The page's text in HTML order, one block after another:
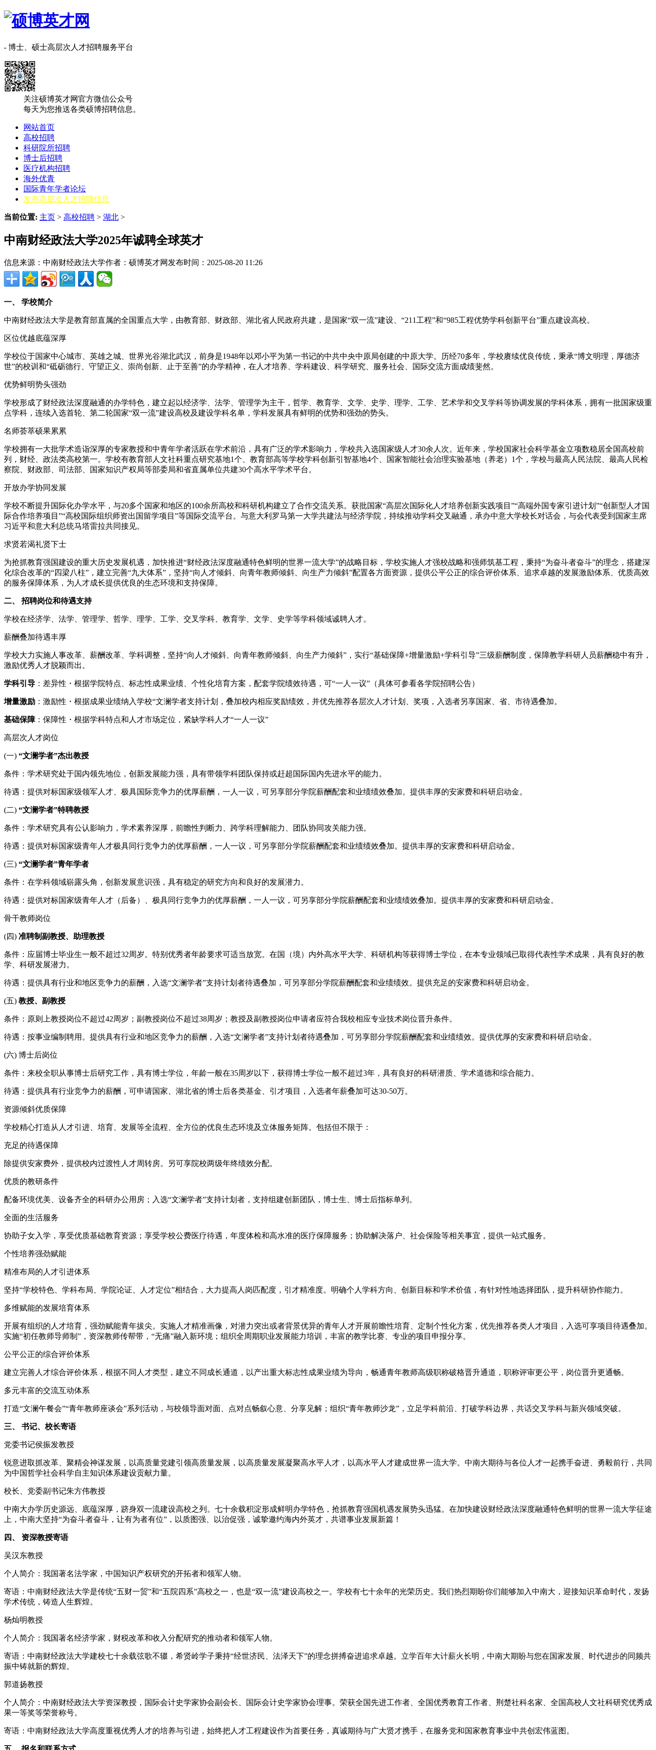
- 博士、硕士高层次人才招聘服务平台
关注硕博英才网官方微信公众号
每天为您推送各类硕博招聘信息。
网站首页
高校招聘
科研院所招聘
博士后招聘
医疗机构招聘
海外优青
国际青年学者论坛
发布高层次人才招聘信息
当前位置: 主页 > 高校招聘 > 湖北 >
中南财经政法大学2025年诚聘全球英才
信息来源：中南财经政法大学作者：硕博英才网 发布时间：2025-08-20 11:26
一、 学校简介
中南财经政法大学是教育部直属的全国重点大学，由教育部、财政部、湖北省人民政府共建，是国家“双一流”建设、“211工程”和“985工程优势学科创新平台”重点建设高校。
区位优越底蕴深厚
学校位于国家中心城市、英雄之城、世界光谷湖北武汉，前身是1948年以邓小平为第一书记的中共中央中原局创建的中原大学。历经70多年，学校赓续优良传统，秉承“博文明理，厚德济
世”的校训和“砥砺德行、守望正义、崇尚创新、止于至善”的办学精神，在人才培养、学科建设、科学研究、服务社会、国际交流方面成绩斐然。
优势鲜明势头强劲
学校形成了财经政法深度融通的办学特色，建立起以经济学、法学、管理学为主干，哲学、教育学、文学、史学、理学、工学、艺术学和交叉学科等协调发展的学科体系，拥有一批国家级重
点学科，连续入选首轮、第二轮国家“双一流”建设高校及建设学科名单，学科发展具有鲜明的优势和强劲的势头。
名师荟萃硕果累累
学校拥有一大批学术造诣深厚的专家教授和中青年学者活跃在学术前沿，具有广泛的学术影响力，学校共入选国家级人才30余人次。近年来，学校国家社会科学基金立项数稳居全国高校前
列，财经、政法类高校第一。学校有教育部人文社科重点研究基地1个、教育部高等学校学科创新引智基地4个、国家智能社会治理实验基地（养老）1个，学校与最高人民法院、最高人民检
察院、财政部、司法部、国家知识产权局等部委局和省直属单位共建30个高水平学术平台。
开放办学协同发展
学校不断提升国际化办学水平，与20多个国家和地区的100余所高校和科研机构建立了合作交流关系。获批国家“高层次国际化人才培养创新实践项目”“高端外国专家引进计划”“创新型人才国
际合作培养项目”“高校国际组织师资出国留学项目”等国际交流平台。与意大利罗马第一大学共建法与经济学院，持续推动学科交叉融通，承办中意大学校长对话会，与会代表受到国家主席
习近平和意大利总统马塔雷拉共同接见。
求贤若渴礼贤下士
为抢抓教育强国建设的重大历史发展机遇，加快推进“财经政法深度融通特色鲜明的世界一流大学”的战略目标，学校实施人才强校战略和强师筑基工程，秉持“为奋斗者奋斗”的理念，搭建深
化综合改革的“四梁八柱”，建立完善“九大体系”，坚持“向人才倾斜、向青年教师倾斜、向生产力倾斜”配置各方面资源，提供公平公正的综合评价体系、追求卓越的发展激励体系、优质高效
的服务保障体系，为人才成长提供优良的生态环境和支持保障。
二、 招聘岗位和待遇支持
学校在经济学、法学、管理学、哲学、理学、工学、交叉学科、教育学、文学、史学等学科领域诚聘人才。
薪酬叠加待遇丰厚
学校大力实施人事改革、薪酬改革、学科调整，坚持“向人才倾斜、向青年教师倾斜、向生产力倾斜”，实行“基础保障+增量激励+学科引导”三级薪酬制度，保障教学科研人员薪酬稳中有升，
激励优秀人才脱颖而出。
学科引导 ：差异性・根据学院特点、标志性成果业绩、个性化培育方案，配套学院绩效待遇，可“一人一议”（具体可参看各学院招聘公告）
增量激励 ：激励性・根据成果业绩纳入学校“文澜学者支持计划，叠加校内相应奖励绩效，并优先推荐各层次人才计划、奖项，入选者另享国家、省、市待遇叠加。
基础保障：保障性・根据学科特点和人才市场定位，紧缺学科人才“一人一议”
高层次人才岗位
(一) “文澜学者”杰出教授
条件：学术研究处于国内领先地位，创新发展能力强，具有带领学科团队保持或赶超国际国内先进水平的能力。
待遇：提供对标国家级领军人才、极具国际竞争力的优厚薪酬，一人一议，可另享部分学院薪酬配套和业绩绩效叠加。提供丰厚的安家费和科研启动金。
(二) “文澜学者”特聘教授
条件：学术研究具有公认影响力，学术素养深厚，前瞻性判断力、跨学科理解能力、团队协同攻关能力强。
待遇：提供对标国家级青年人才极具同行竞争力的优厚薪酬，一人一议，可另享部分学院薪酬配套和业绩绩效叠加。提供丰厚的安家费和科研启动金。
(三) “文澜学者”青年学者
条件：在学科领域崭露头角，创新发展意识强，具有稳定的研究方向和良好的发展潜力。
待遇：提供对标国家级青年人才（后备）、极具同行竞争力的优厚薪酬，一人一议，可另享部分学院薪酬配套和业绩绩效叠加。提供丰厚的安家费和科研启动金。
骨干教师岗位
(四) 准聘制副教授、助理教授
条件：应届博士毕业生一般不超过32周岁。特别优秀者年龄要求可适当放宽。在国（境）内外高水平大学、科研机构等获得博士学位，在本专业领域已取得代表性学术成果，具有良好的教
学、科研发展潜力。
待遇：提供具有行业和地区竞争力的薪酬，入选“文澜学者”支持计划者待遇叠加，可另享部分学院薪酬配套和业绩绩效。提供充足的安家费和科研启动金。
(五) 教授、副教授
条件：原则上教授岗位不超过42周岁；副教授岗位不超过38周岁；教授及副教授岗位申请者应符合我校相应专业技术岗位晋升条件。
待遇：按事业编制聘用。提供具有行业和地区竞争力的薪酬，入选“文澜学者”支持计划者待遇叠加，可另享部分学院薪酬配套和业绩绩效。提供优厚的安家费和科研启动金。
(六) 博士后岗位
条件：来校全职从事博士后研究工作，具有博士学位，年龄一般在35周岁以下，获得博士学位一般不超过3年，具有良好的科研潜质、学术道德和综合能力。
待遇：提供具有行业竞争力的薪酬，可申请国家、湖北省的博士后各类基金、引才项目，入选者年薪叠加可达30-50万。
资源倾斜优质保障
学校精心打造从人才引进、培育、发展等全流程、全方位的优良生态环境及立体服务矩阵。包括但不限于：
充足的待遇保障
除提供安家费外，提供校内过渡性人才周转房。另可享院校两级年终绩效分配。
优质的教研条件
配备环境优美、设备齐全的科研办公用房；入选“文澜学者”支持计划者，支持组建创新团队，博士生、博士后指标单列。
全面的生活服务
协助子女入学，享受优质基础教育资源；享受学校公费医疗待遇，年度体检和高水准的医疗保障服务；协助解决落户、社会保险等相关事宜，提供一站式服务。
个性培养强劲赋能
精准布局的人才引进体系
坚持“学校特色、学科布局、学院论证、人才定位”相结合，大力提高人岗匹配度，引才精准度。明确个人学科方向、创新目标和学术价值，有针对性地选择团队，提升科研协作能力。
多维赋能的发展培育体系
开展有组织的人才培育，强劲赋能青年拔尖。实施人才精准画像，对潜力突出或者背景优异的青年人才开展前瞻性培育、定制个性化方案，优先推荐各类人才项目，入选可享项目待遇叠加。
实施“初任教师导师制”，资深教师传帮带，“无痛”融入新环境；组织全周期职业发展能力培训，丰富的教学比赛、专业的项目申报分享。
公平公正的综合评价体系
建立完善人才综合评价体系，根据不同人才类型，建立不同成长通道，以产出重大标志性成果业绩为导向，畅通青年教师高级职称破格晋升通道，职称评审更公平，岗位晋升更通畅。
多元丰富的交流互动体系
打造“文澜午餐会”“青年教师座谈会”系列活动，与校领导面对面、点对点畅叙心意、分享见解；组织“青年教师沙龙”，立足学科前沿、打破学科边界，共话交叉学科与新兴领域突破。
三、 书记、校长寄语
党委书记侯振发教授
锐意进取抓改革、聚精会神谋发展，以高质量党建引领高质量发展，以高质量发展凝聚高水平人才，以高水平人才建成世界一流大学。中南大期待与各位人才一起携手奋进、勇毅前行，共同
为中国哲学社会科学自主知识体系建设贡献力量。
校长、党委副书记朱方伟教授
中南大办学历史源远、底蕴深厚，跻身双一流建设高校之列。七十余载积淀形成鲜明办学特色，抢抓教育强国机遇发展势头迅猛。在加快建设财经政法深度融通特色鲜明的世界一流大学征途
上，中南大坚持“为奋斗者奋斗，让有为者有位”，以质图强、以治促强，诚挚邀约海内外英才，共谱事业发展新篇！
四、 资深教授寄语
吴汉东教授
个人简介：我国著名法学家，中国知识产权研究的开拓者和领军人物。
寄语：中南财经政法大学是传统“五财一贸”和“五院四系”高校之一，也是“双一流”建设高校之一。学校有七十余年的光荣历史。我们热烈期盼你们能够加入中南大，迎接知识革命时代，发扬
学术传统，铸造人生辉煌。
杨灿明教授
个人简介：我国著名经济学家，财税改革和收入分配研究的推动者和领军人物。
寄语：中南财经政法大学建校七十余载弦歌不辍，希贤岭学子秉持“经世济民、法泽天下”的理念拼搏奋进追求卓越。立学百年大计薪火长明，中南大期盼与您在国家发展、时代进步的同频共
振中铸就新的辉煌。
郭道扬教授
个人简介：中南财经政法大学资深教授，国际会计史学家协会副会长、国际会计史学家协会理事。荣获全国先进工作者、全国优秀教育工作者、荆楚社科名家、全国高校人文社科研究优秀成
果一等奖等荣誉称号。
寄语：中南财经政法大学高度重视优秀人才的培养与引进，始终把人才工程建设作为首要任务，真诚期待与广大贤才携手，在服务党和国家教育事业中共创宏伟蓝图。